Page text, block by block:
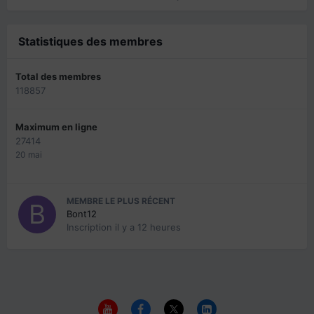
Statistiques des membres
Total des membres
118857
Maximum en ligne
27414
20 mai
MEMBRE LE PLUS RÉCENT
Bont12
Inscription il y a 12 heures